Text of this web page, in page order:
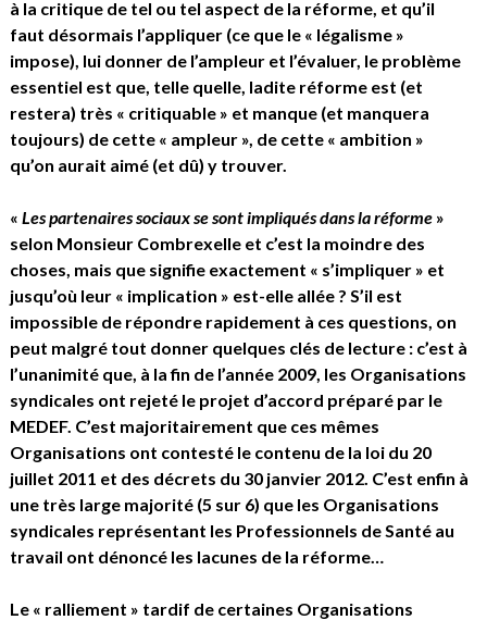
à la critique de tel ou tel aspect de la réforme, et qu’il
faut désormais l’appliquer (ce que le « légalisme »
impose), lui donner de l’ampleur et l’évaluer, le problème
essentiel est que, telle quelle, ladite réforme est (et
restera) très « critiquable » et manque (et manquera
toujours) de cette « ampleur », de cette « ambition »
qu’on aurait aimé (et dû) y trouver.
« Les partenaires sociaux se sont impliqués dans la réforme »
selon Monsieur Combrexelle et c’est la moindre des
choses, mais que signifie exactement « s’impliquer » et
jusqu’où leur « implication » est-elle allée ? S’il est
impossible de répondre rapidement à ces questions, on
peut malgré tout donner quelques clés de lecture : c’est à
l’unanimité que, à la fin de l’année 2009, les Organisations
syndicales ont rejeté le projet d’accord préparé par le
MEDEF. C’est majoritairement que ces mêmes
Organisations ont contesté le contenu de la loi du 20
juillet 2011 et des décrets du 30 janvier 2012. C’est enfin à
une très large majorité (5 sur 6) que les Organisations
syndicales représentant les Professionnels de Santé au
travail ont dénoncé les lacunes de la réforme…
Le « ralliement » tardif de certaines Organisations